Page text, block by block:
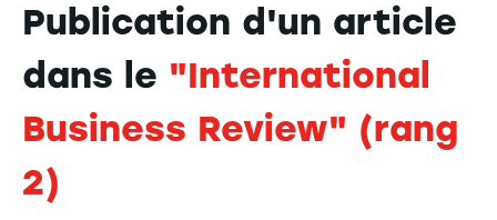
Publication d'un article
dans le "International
Business Review" (rang
2)